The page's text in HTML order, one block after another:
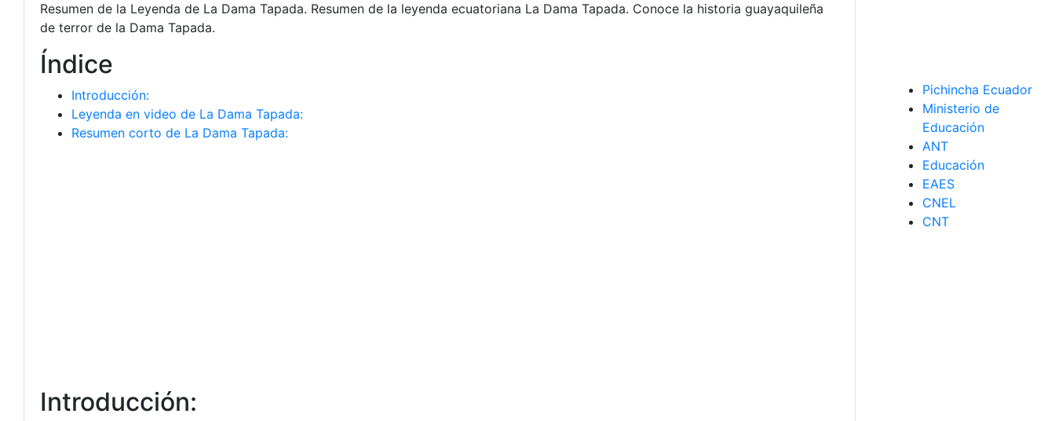
Resumen de la Leyenda de La Dama Tapada. Resumen de la leyenda ecuatoriana La Dama Tapada. Conoce la historia guayaquileña
de terror de la Dama Tapada.
Índice
Introducción:
Leyenda en video de La Dama Tapada:
Resumen corto de La Dama Tapada:
Introducción:
Pichincha Ecuador
Ministerio de
Educación
ANT
Educación
EAES
CNEL
CNT